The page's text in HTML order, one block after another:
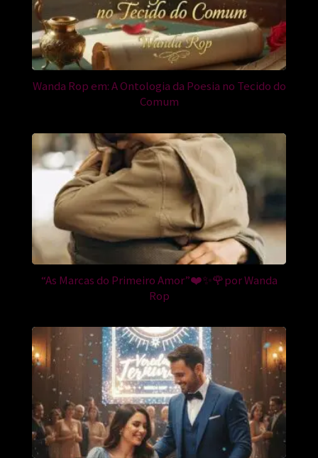
Wanda Rop em: A Ontologia da Poesia no Tecido do
Comum
“As Marcas do Primeiro Amor”❤️✨🌹por Wanda
Rop